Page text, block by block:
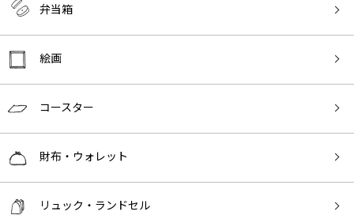
弁当箱
絵画
コースター
財布・ウォレット
リュック・ランドセル